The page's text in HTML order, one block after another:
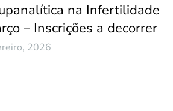
na Infertilidade
– Inscrições a decorrer
2026